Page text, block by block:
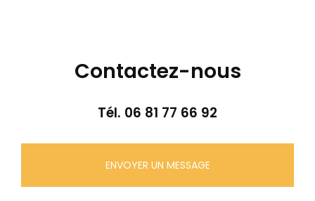
Contactez-nous
Tél. 06 81 77 66 92
ENVOYER UN MESSAGE